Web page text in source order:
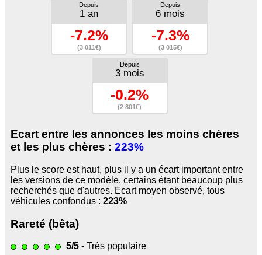
Depuis
1 an
-7.2%
(3 011€)
Depuis
6 mois
-7.3%
(3 015€)
Depuis
3 mois
-0.2%
(2 801€)
Ecart entre les annonces les moins chères
et les plus chères : 223%
Plus le score est haut, plus il y a un écart important entre
les versions de ce modèle, certains étant beaucoup plus
recherchés que d'autres. Ecart moyen observé, tous
véhicules confondus : 223%
Rareté (bêta)
5/5 - Très populaire